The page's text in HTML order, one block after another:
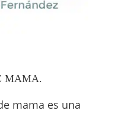
MAMA.
mama es una